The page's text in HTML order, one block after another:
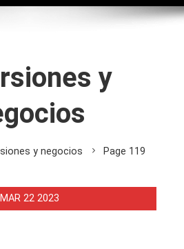
y
y negocios Page 119
MAR 22 2023